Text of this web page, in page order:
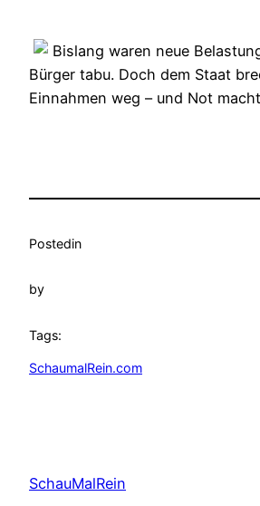
Bislang waren neue
Bürger tabu. Doch dem Staat
Einnahmen weg – und Not
Postedin
by
Tags:
SchaumalRein.com
SchauMalRein